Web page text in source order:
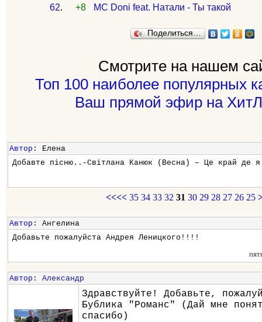
62. +8 MC Doni feat. Натали - Ты такой
Поделиться…
Смотрите на нашем
Топ 100 наиболее популярных
Ваш прямой эфир на
Автор : Елена
Добавте пісню..-Світлана Канюк (Весна) – Це край де я
<<<< 35 34 33 32 31 30 29 28 27 26 25
Автор : Ангелина
Добавьте пожалуйста Андрея Леницкого!!!!
Автор : Александр
Здравствуйте! Добавьте,
Бублика "Романс" (Дай мне
спасибо)